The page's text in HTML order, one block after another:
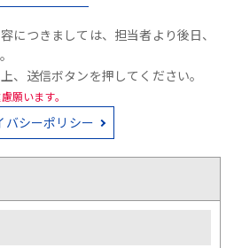
につきましては、担当者より後日、
、送信ボタンを押してください。
願います。
バシーポリシー